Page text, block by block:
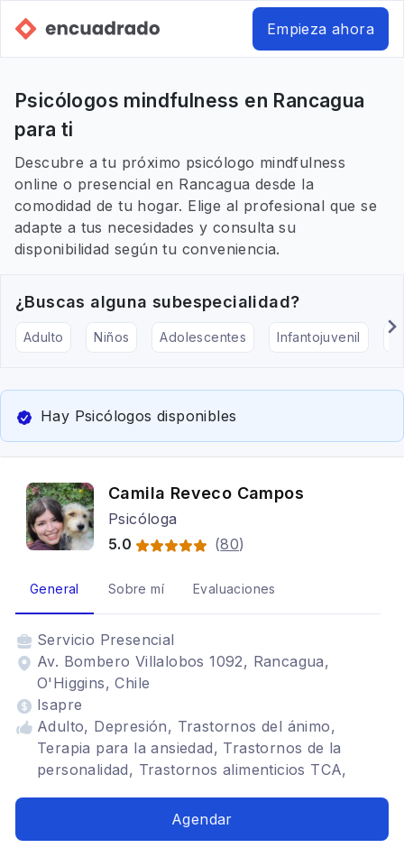
Empieza ahora
Psicólogos mindfulness en Rancagua
para ti
Descubre a tu próximo psicólogo mindfulness
online o presencial en Rancagua desde la
comodidad de tu hogar. Elige al profesional que se
adapte a tus necesidades y consulta su
disponibilidad según tu conveniencia.
¿Buscas alguna subespecialidad?
Adulto Niños Adolescentes Infantojuvenil
Hay Psicólogos disponibles
Camila Reveco Campos
Psicóloga
5.0
(80)
General Sobre mí Evaluaciones
Servicio Presencial
Av. Bombero Villalobos 1092, Rancagua,
O'Higgins, Chile
Isapre
Adulto, Depresión, Trastornos del ánimo,
Terapia para la ansiedad, Trastornos de la
personalidad, Trastornos alimenticios TCA,
Mindfulness, Cognitivo conductual
Agendar